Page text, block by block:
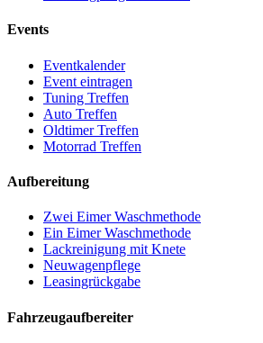
Events
Eventkalender
Event eintragen
Tuning Treffen
Auto Treffen
Oldtimer Treffen
Motorrad Treffen
Aufbereitung
Zwei Eimer Waschmethode
Ein Eimer Waschmethode
Lackreinigung mit Knete
Neuwagenpflege
Leasingrückgabe
Fahrzeugaufbereiter